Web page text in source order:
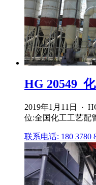
HG 20549_
2019年1月11日 ·
位:全国化工工艺配
联系电话: 180 3780